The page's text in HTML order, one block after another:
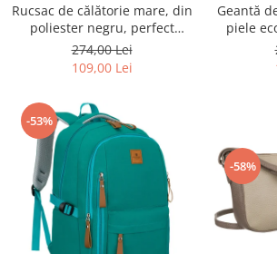
Rucsac de călătorie mare, din
poliester negru, perfect
pentru bagajul de mână -
Rovicky PTR-R-BHX-05-1020
BLACK
274,00 Lei
109,00 Lei
Geantă
piele
curea
-53%
-58%